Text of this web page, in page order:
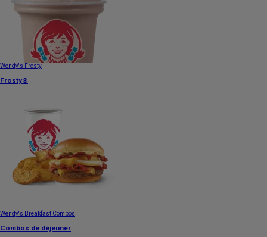
Wendy's Frosty
Frosty®
Wendy's Breakfast Combos
Combos de déjeuner